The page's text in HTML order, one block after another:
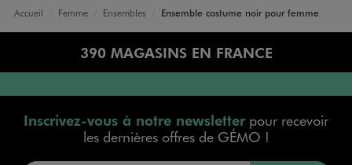
Accueil Femme Ensembles Ensemble costume noir pour femme
390 MAGASINS EN FRANCE
Inscrivez-vous à notre newsletterpour recevoir
les dernières offres de GÉMO !